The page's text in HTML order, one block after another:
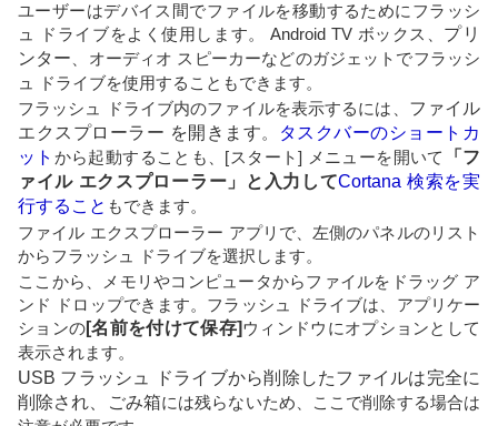
ユーザーはデバイス間でファイルを移動するためにフラッシ
ュ ドライブをよく使用します。 Android TV ボックス、 プリ
ンター、オーディオ スピーカーなどのガジェットでフラッシ
ュ ドライブを使用することもできます。
フラッシュ ドライブ内のファイルを表示するには、 ファイル
エクスプローラー を開きます。
タスクバーのショートカ
ット から起動することも、[スタート] メニューを開いて
「フ
ァイル エクスプローラー」と入力してCortana 検索を実
行すること もできます。
ファイル エクスプローラー アプリで、左側のパネルのリスト
からフラッシュ ドライブを選択します。
ここから、メモリやコンピュータからファイルをドラッグ ア
ンド ドロップできます。フラッシュ ドライブは、アプリケー
ションの[名前を付けて保存]ウィンドウにオプションとして
表示されます。
USB フラッシュ ドライブから削除したファイルは完全に
削除され、ごみ箱には残らないため、ここで削除する場合は